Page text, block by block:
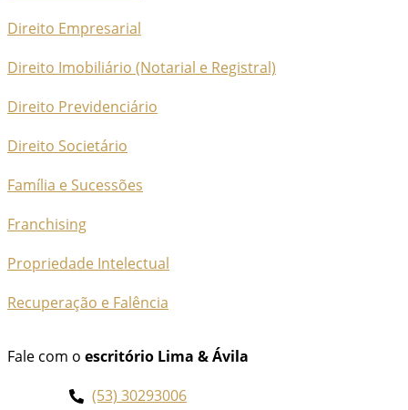
Direito Empresarial
Direito Imobiliário (Notarial e Registral)
Direito Previdenciário
Direito Societário
Família e Sucessões
Franchising
Propriedade Intelectual
Recuperação e Falência
Fale com o escritório Lima & Ávila
(53) 30293006